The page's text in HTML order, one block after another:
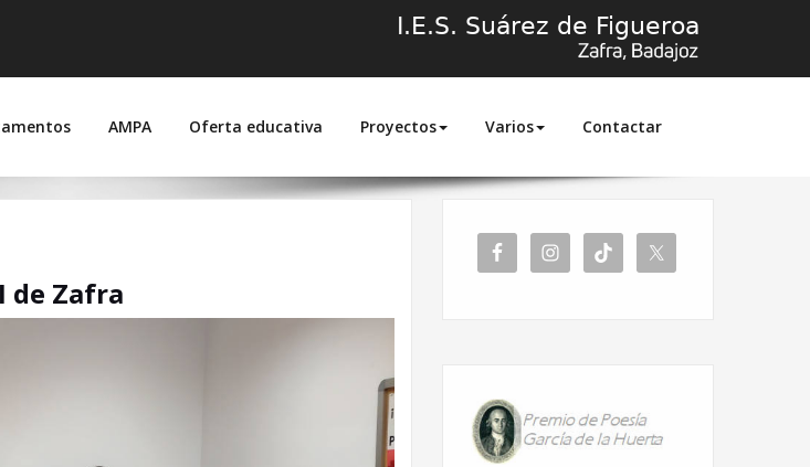
AMPA Oferta educativa Proyectos Varios Contactar
de Zafra